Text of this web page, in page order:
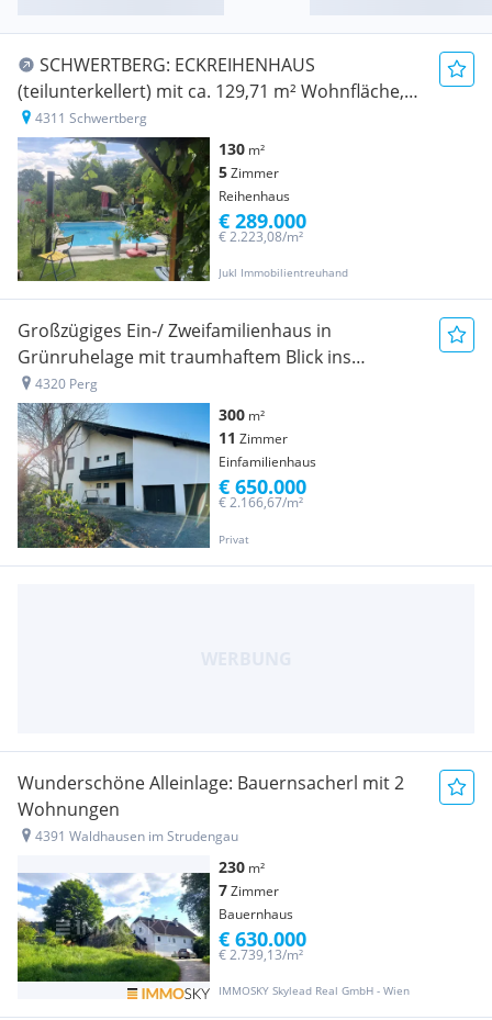
SCHWERTBERG: ECKREIHENHAUS
(teilunterkellert) mit ca. 129,71 m² Wohnfläche,
Grundstück 397 m² + Garage
4311 Schwertberg
130 m²
5Zimmer
Reihenhaus
Jukl Immobilientreuhand
€ 2.223,08/m²
€ 289.000
Großzügiges Ein-/ Zweifamilienhaus in
Grünruhelage mit traumhaftem Blick ins
Machland
4320 Perg
300 m²
11 Zimmer
Einfamilienhaus
Privat
€ 2.166,67/m²
€ 650.000
Wunderschöne Alleinlage: Bauernsacherl mit 2
Wohnungen
4391 Waldhausen im Strudengau
230 m²
7Zimmer
Bauernhaus
IMMOSKY Skylead Real GmbH - Wien
€ 2.739,13/m²
€ 630.000